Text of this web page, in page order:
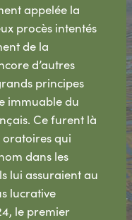
appelée la
procès intentés
de la
d’autres
principes
immuable du
Ce furent là
qui
dans les
lui assuraient au
lucrative
le premier